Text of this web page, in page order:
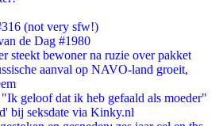
(not very sfw!)
de Dag #1980
steekt bewoner na ruzie over pakket
aanval op NAVO-land groeit,
geloof dat ik heb gefaald als moeder"
bij seksdate via Kinky.nl